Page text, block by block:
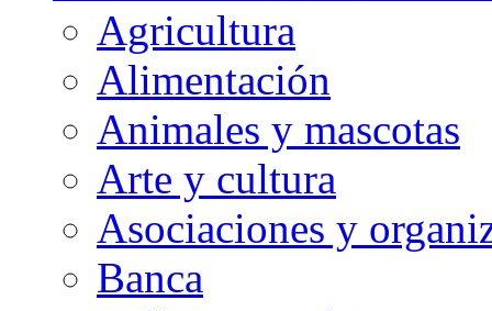
Agricultura
Alimentación
Animales y mascotas
Arte y cultura
Asociaciones y
Banca